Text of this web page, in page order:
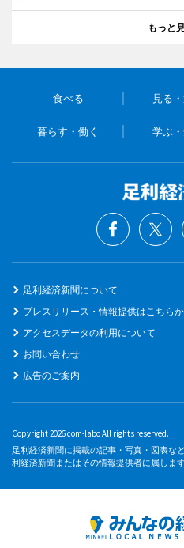
もっと
食べる 見る
暮らす・働く 学ぶ
足利経済新聞について
プレスリリース・情報提供はこちら
アクセスデータの利用について
お問い合わせ
広告のご案内
Copyright 2026 com-labo All rights reserved.
足利経済新聞に掲載の記事・写真・図表な
利経済新聞またはその情報提供者に属します